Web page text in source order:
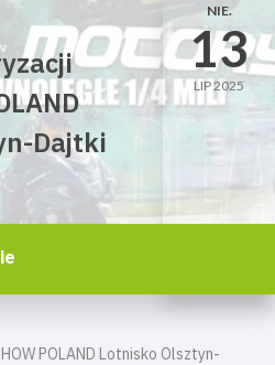
POLAND Lotnisko Olsztyn-
Dajtki
NIE.
13
LIP 2025